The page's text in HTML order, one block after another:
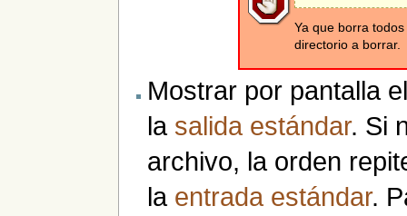
Ya que borra
directorio a borrar.
Mostrar por pantalla
la salida estándar. Si
archivo, la orden
la entrada estándar.